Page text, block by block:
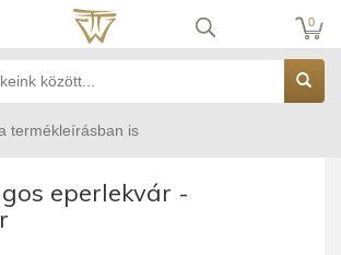
0
termékleírásban is
eperlekvár -